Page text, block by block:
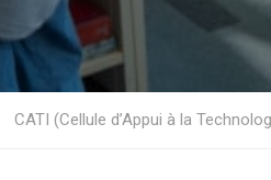
CATI (Cellule d’Appui à la